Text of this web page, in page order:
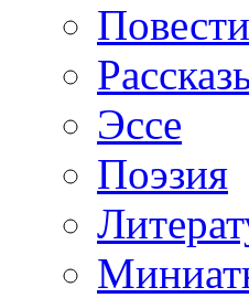
Повести
Эссе
Поэзия